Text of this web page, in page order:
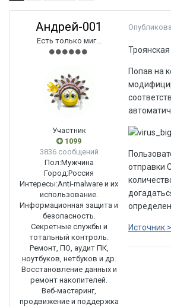
Андрей-001
Есть только миг...
Участник
1099
3836 сообщений
Пол:Мужчина
Город:Россия
Интересы:Anti-malware и их
использование.
Информационная защита и
безопасность.
Секретные службы и
тотальный контроль.
Ремонт, ПО, аудит ПК,
ноутбуков, нетбуков и др.
Восстановление данных и
ремонт накопителей.
Веб-мастеринг,
продвижение и поддержка
Попав на
отправки
Источник